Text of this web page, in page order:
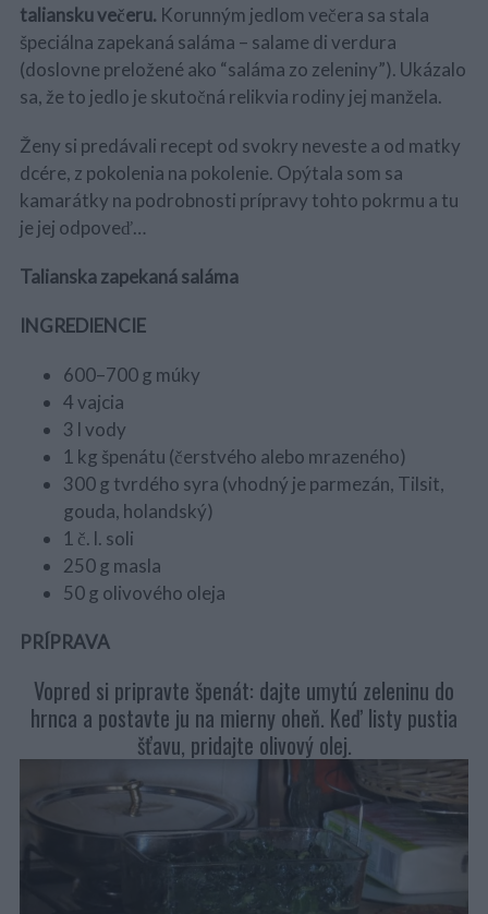
taliansku večeru. Korunným jedlom večera sa stala
špeciálna zapekaná saláma – salame di verdura
(doslovne preložené ako “saláma zo zeleniny”). Ukázalo
sa, že to jedlo je skutočná relikvia rodiny jej manžela.
Ženy si predávali recept od svokry neveste a od matky
dcére, z pokolenia na pokolenie. Opýtala som sa
kamarátky na podrobnosti prípravy tohto pokrmu a tu
je jej odpoveď…
Talianska zapekaná saláma
INGREDIENCIE
600–700 g múky
4 vajcia
3 l vody
1 kg špenátu (čerstvého alebo mrazeného)
300 g tvrdého syra (vhodný je parmezán, Tilsit,
gouda, holandský)
1 č. l. soli
250 g masla
50 g olivového oleja
PRÍPRAVA
Vopred si pripravte špenát: dajte umytú zeleninu do
hrnca a postavte ju na mierny oheň. Keď listy pustia
šťavu, pridajte olivový olej.